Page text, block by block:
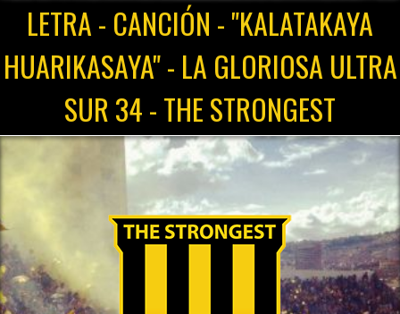
LETRA - CANCIÓN - "KALATAKAYA
HUARIKASAYA" - LA GLORIOSA ULTRA
SUR 34 - THE STRONGEST